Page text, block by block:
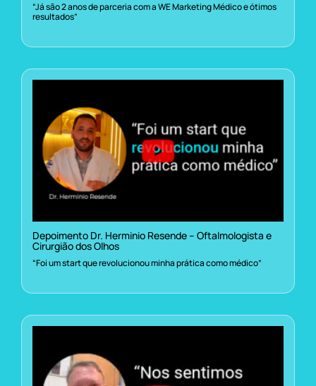
“Já são 2 anos de parceria com a WE Marketing Médico e ótimos
resultados”
Depoimento Dr. Herminio Resende – Oftalmologista e
Cirurgião dos Olhos
“Foi um start que revolucionou minha prática como médico”